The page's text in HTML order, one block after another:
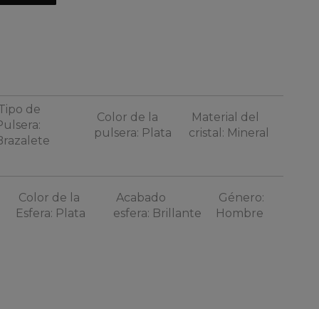
de
Color de la
pulsera: Plata
Material del
cristal: Mineral
Color de la
Esfera: Plata
Acabado
esfera: Brillante
Género:
Hombre